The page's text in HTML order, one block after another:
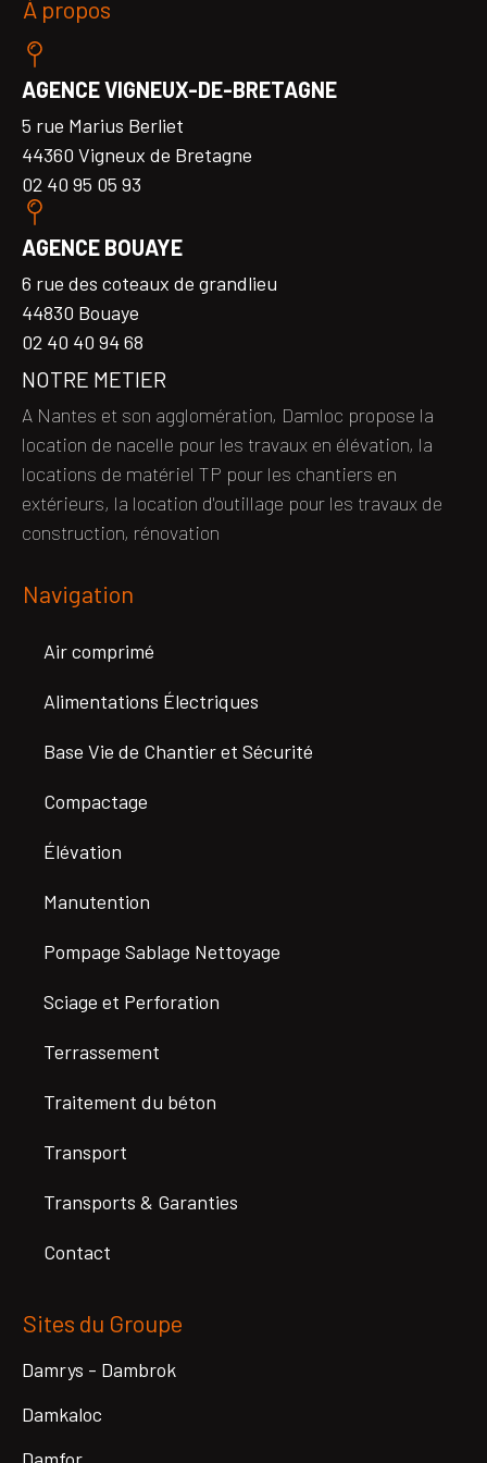
À propos
AGENCE VIGNEUX-DE-BRETAGNE
5 rue Marius Berliet
44360 Vigneux de Bretagne
02 40 95 05 93
AGENCE BOUAYE
6 rue des coteaux de grandlieu
44830 Bouaye
02 40 40 94 68
NOTRE METIER
A Nantes et son agglomération, Damloc propose la
location de nacelle pour les travaux en élévation, la
locations de matériel TP pour les chantiers en
extérieurs, la location d'outillage pour les travaux de
construction, rénovation
Navigation
Air comprimé
Alimentations Électriques
Base Vie de Chantier et Sécurité
Compactage
Élévation
Manutention
Pompage Sablage Nettoyage
Sciage et Perforation
Terrassement
Traitement du béton
Transport
Transports & Garanties
Contact
Sites du Groupe
Damrys - Dambrok
Damkaloc